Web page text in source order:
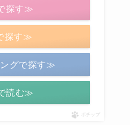
探す≫
探す≫
グで探す≫
読む≫
ポチップ